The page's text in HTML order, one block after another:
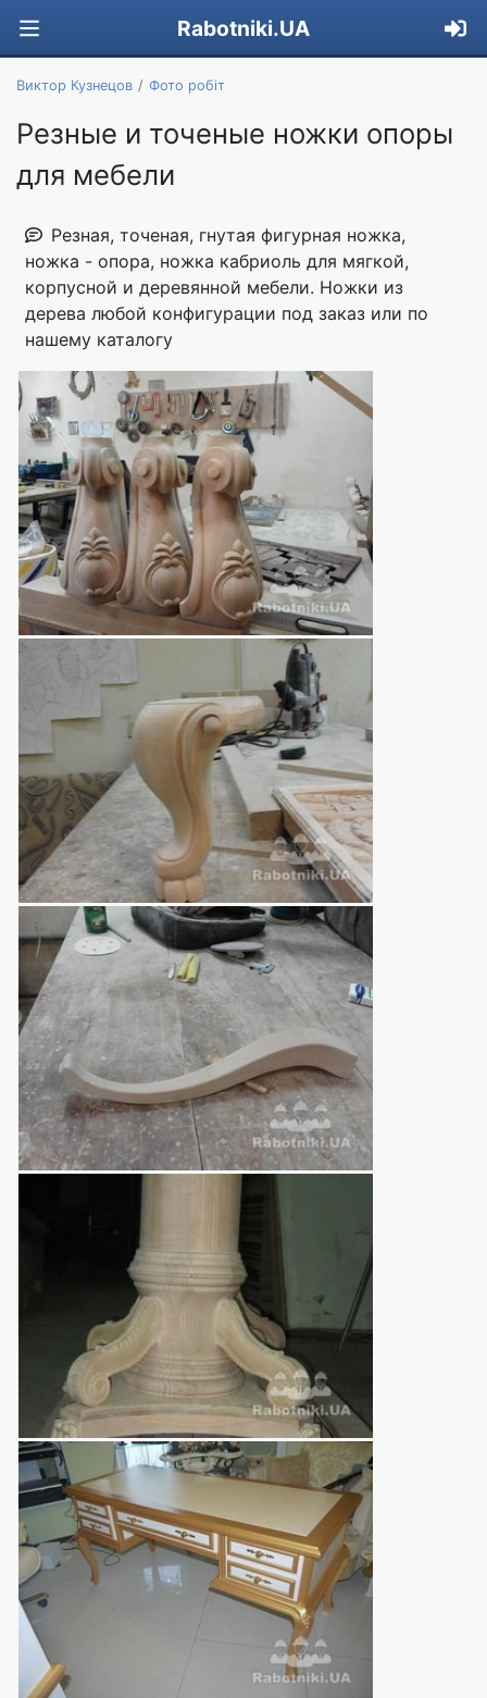
Rabotniki.UA
Виктор Кузнецов Фото робіт
Резные и точеные ножки опоры
для мебели
Резная, точеная, гнутая фигурная ножка,
ножка - опора, ножка кабриоль для мягкой,
корпусной и деревянной мебели. Ножки из
дерева любой конфигурации под заказ или по
нашему каталогу